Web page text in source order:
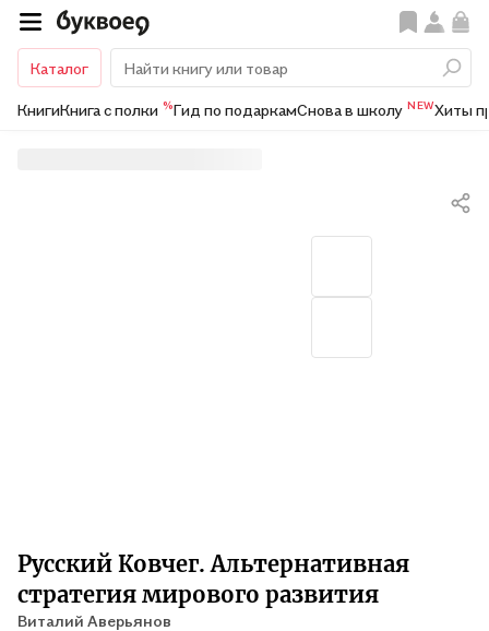
Каталог
КнигиКнига с полки %Гид по подаркамСнова в школу NEWХиты
Русский Ковчег. Альтернативная
стратегия мирового развития
Виталий Аверьянов